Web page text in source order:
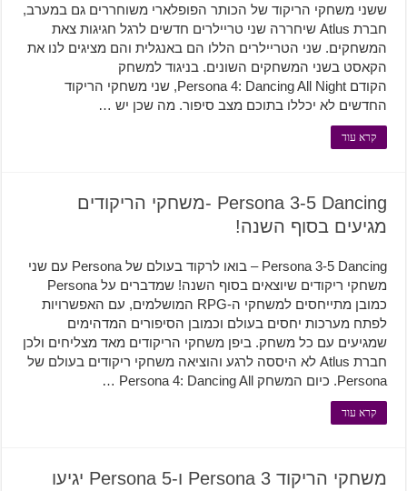
ששני משחקי הריקוד של הכותר הפופלארי משוחררים גם במערב,
חברת Atlus שיחררה שני טריילרים חדשים לרגל חגיגות צאת
המשחקים. שני הטריילרים הללו הם באנגלית והם מציגים לנו את
הקאסט בשני המשחקים השונים. בניגוד למשחק
הקודם Persona 4: Dancing All Night, שני משחקי הריקוד
החדשים לא יכללו בתוכם מצב סיפור. מה שכן יש …
קרא עוד
Persona 3-5 Dancing -משחקי הריקודים
מגיעים בסוף השנה!
Persona 3-5 Dancing – בואו לרקוד בעולם של Persona עם שני
משחקי ריקודים שיוצאים בסוף השנה! שמדברים על Persona
כמובן מתייחסים למשחקי ה-RPG המושלמים, עם האפשרויות
לפתח מערכות יחסים בעולם וכמובן הסיפורים המדהימים
שמגיעים עם כל משחק. ביפן משחקי הריקודים מאד מצליחים ולכן
חברת Atlus לא היססה לרגע והוציאה משחקי ריקודים בעולם של
Persona. כיום המשחק Persona 4: Dancing All …
קרא עוד
משחקי הריקוד Persona 3 ו-Persona 5 יגיעו